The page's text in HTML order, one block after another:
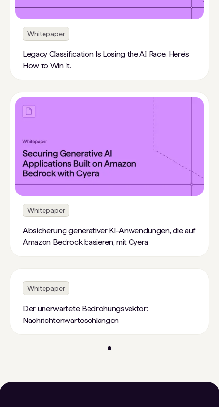
Whitepaper
Legacy Classification Is Losing the AI Race. Here's
How to Win It.
Whitepaper
Absicherung generativer KI-Anwendungen, die auf
Amazon Bedrock basieren, mit Cyera
Whitepaper
Der unerwartete Bedrohungsvektor:
Nachrichtenwarteschlangen